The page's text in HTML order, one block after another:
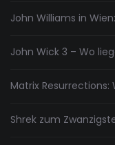
John Williams in
John Wick 3 – Wo
Matrix Resurrections:
Shrek zum